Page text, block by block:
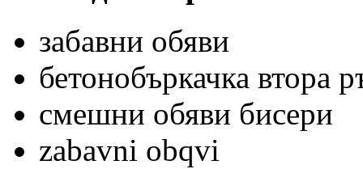
забавни обяви
бетонобъркачка втора
смешни обяви бисери
zabavni obqvi